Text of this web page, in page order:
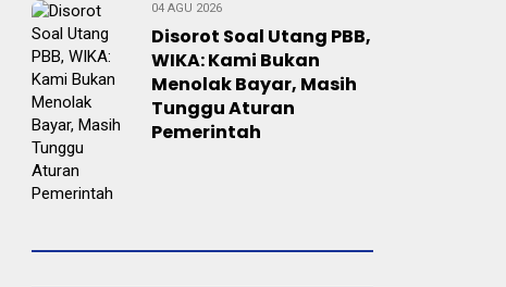
04 AGU 2026
Disorot Soal Utang PBB,
WIKA: Kami Bukan
Menolak Bayar, Masih
Tunggu Aturan
Pemerintah